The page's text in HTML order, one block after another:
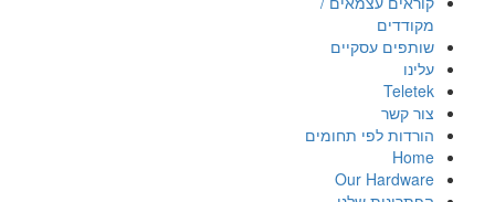
מקודדים
שותפים עסקיים
עלינו
Teletek
צור קשר
הורדות לפי תחומים
Home
Our Hardware